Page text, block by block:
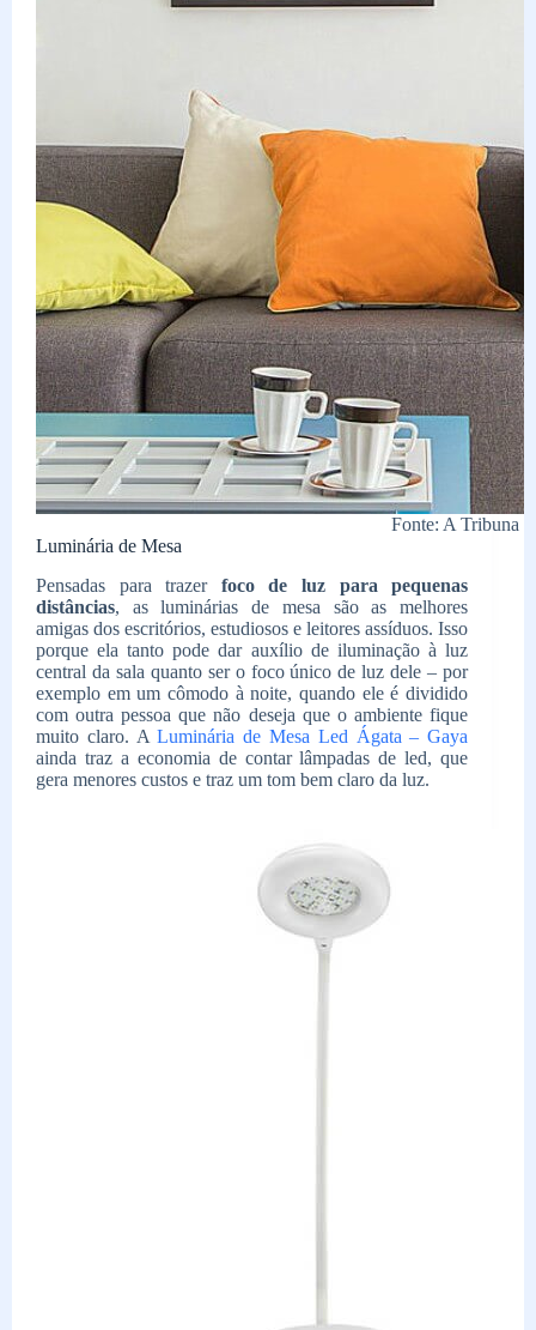
Fonte: A Tribuna
Luminária de Mesa
Pensadas para trazer foco de luz para pequenas
distâncias, as luminárias de mesa são as melhores
amigas dos escritórios, estudiosos e leitores assíduos. Isso
porque ela tanto pode dar auxílio de iluminação à luz
central da sala quanto ser o foco único de luz dele – por
exemplo em um cômodo à noite, quando ele é dividido
com outra pessoa que não deseja que o ambiente fique
muito claro. ALuminária de Mesa Led Ágata – Gaya
ainda traz a economia de contar lâmpadas de led, que
gera menores custos e traz um tom bem claro da luz.